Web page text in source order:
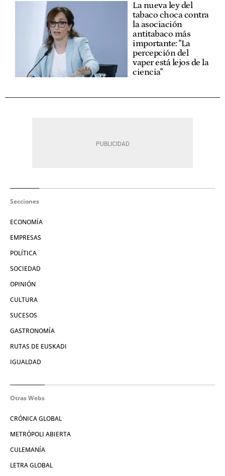
La nueva ley del
tabaco choca contra
la asociación
antitabaco más
importante: "La
percepción del
vaper está lejos de la
ciencia"
Secciones
ECONOMÍA
EMPRESAS
POLÍTICA
SOCIEDAD
OPINIÓN
CULTURA
SUCESOS
GASTRONOMÍA
RUTAS DE EUSKADI
IGUALDAD
Otras Webs
CRÓNICA GLOBAL
METRÓPOLI ABIERTA
CULEMANÍA
LETRA GLOBAL